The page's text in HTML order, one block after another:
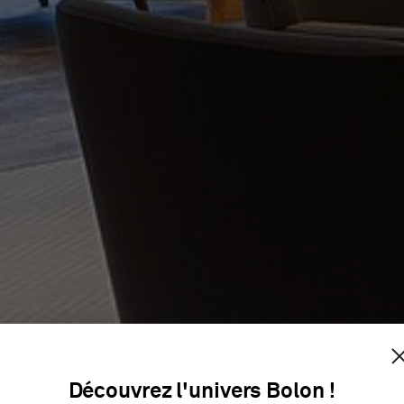
Découvrez l'univers Bolon !